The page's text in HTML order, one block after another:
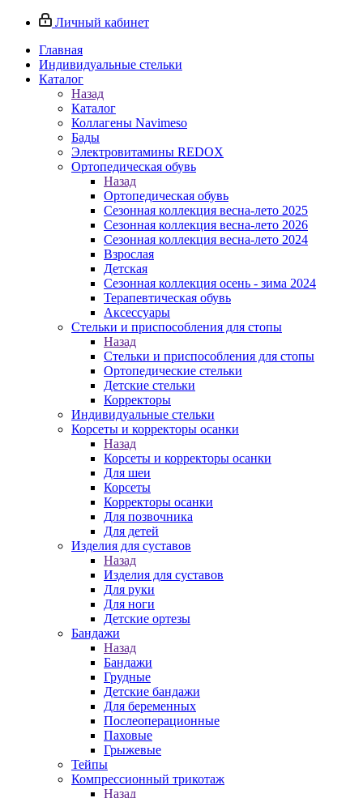
Личный кабинет
Главная
Индивидуальные стельки
Каталог
Назад
Каталог
Коллагены Navimeso
Бады
Электровитамины REDOX
Ортопедическая обувь
Назад
Ортопедическая обувь
Сезонная коллекция весна-лето 2025
Сезонная коллекция весна-лето 2026
Сезонная коллекция весна-лето 2024
Взрослая
Детская
Сезонная коллекция осень - зима 2024
Терапевтическая обувь
Аксессуары
Стельки и приспособления для стопы
Назад
Стельки и приспособления для стопы
Ортопедические стельки
Детские стельки
Корректоры
Индивидуальные стельки
Корсеты и корректоры осанки
Назад
Корсеты и корректоры осанки
Для шеи
Корсеты
Корректоры осанки
Для позвочника
Для детей
Изделия для суставов
Назад
Изделия для суставов
Для руки
Для ноги
Детские ортезы
Бандажи
Назад
Бандажи
Грудные
Детские бандажи
Для беременных
Послеоперационные
Паховые
Грыжевые
Тейпы
Компрессионный трикотаж
Назад